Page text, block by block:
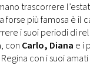
trascorrere
forse più famosa è il
i suoi periodi di
, con Carlo, Diana e i
con i suoi amati